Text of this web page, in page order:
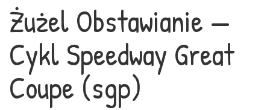
Żużel Obstawianie —
Cykl Speedway Great
Coupe (sgp)